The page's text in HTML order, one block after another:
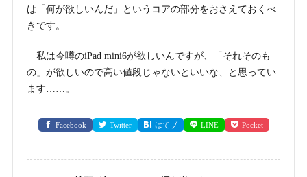
は「何が欲しいんだ」というコアの部分をおさえておくべ
きです。
私は今噂のiPad mini6が欲しいんですが、「それそのも
の」が欲しいので高い値段じゃないといいな、と思ってい
ます……。
Facebook Twitter はてブ LINE Pocket